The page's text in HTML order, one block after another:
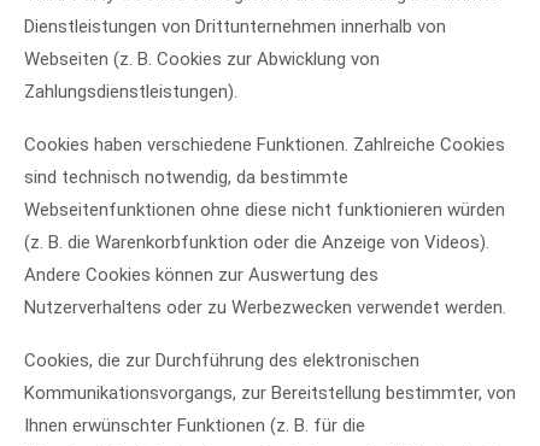
Dienstleistungen von Drittunternehmen innerhalb von
Webseiten (z. B. Cookies zur Abwicklung von
Zahlungsdienstleistungen).
Cookies haben verschiedene Funktionen. Zahlreiche Cookies
sind technisch notwendig, da bestimmte
Webseitenfunktionen ohne diese nicht funktionieren würden
(z. B. die Warenkorbfunktion oder die Anzeige von Videos).
Andere Cookies können zur Auswertung des
Nutzerverhaltens oder zu Werbezwecken verwendet werden.
Cookies, die zur Durchführung des elektronischen
Kommunikationsvorgangs, zur Bereitstellung bestimmter, von
Ihnen erwünschter Funktionen (z. B. für die